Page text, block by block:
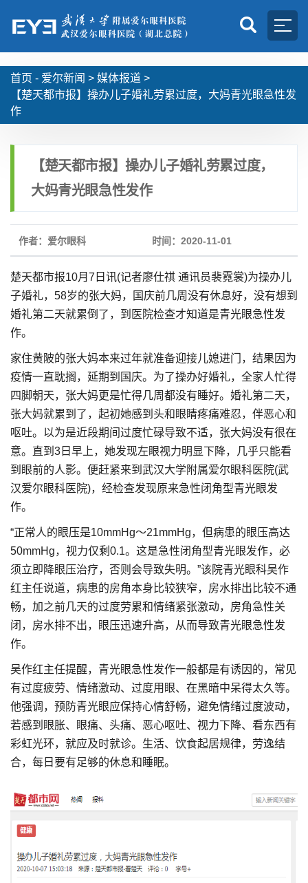
首页 - 爱尔新闻 > 媒体报道 >
【楚天都市报】操办儿子婚礼劳累过度，大妈青光眼急性发
作
【楚天都市报】操办儿子婚礼劳累过度，
大妈青光眼急性发作
作者：爱尔眼科 时间：2020-11-01
楚天都市报10月7日讯(记者廖仕祺 通讯员裴霓裳)为操办儿
子婚礼，58岁的张大妈，国庆前几周没有休息好，没有想到
婚礼第二天就累倒了，到医院检查才知道是青光眼急性发
作。
家住黄陂的张大妈本来过年就准备迎接儿媳进门，结果因为
疫情一直耽搁，延期到国庆。为了操办好婚礼，全家人忙得
四脚朝天，张大妈更是忙得几周都没有睡好。婚礼第二天，
张大妈就累到了，起初她感到头和眼睛疼痛难忍，伴恶心和
呕吐。以为是近段期间过度忙碌导致不适，张大妈没有很在
意。直到3日早上，她发现左眼视力明显下降，几乎只能看
到眼前的人影。便赶紧来到武汉大学附属爱尔眼科医院(武
汉爱尔眼科医院)，经检查发现原来急性闭角型青光眼发
作。
“正常人的眼压是10mmHg～21mmHg，但病患的眼压高达
50mmHg，视力仅剩0.1。这是急性闭角型青光眼发作，必
须立即降眼压治疗，否则会导致失明。”该院青光眼科吴作
红主任说道，病患的房角本身比较狭窄，房水排出比较不通
畅，加之前几天的过度劳累和情绪紧张激动，房角急性关
闭，房水排不出，眼压迅速升高，从而导致青光眼急性发
作。
吴作红主任提醒，青光眼急性发作一般都是有诱因的，常见
有过度疲劳、情绪激动、过度用眼、在黑暗中呆得太久等。
他强调，预防青光眼应保持心情舒畅，避免情绪过度波动，
若感到眼胀、眼痛、头痛、恶心呕吐、视力下降、看东西有
彩虹光环，就应及时就诊。生活、饮食起居规律，劳逸结
合，每日要有足够的休息和睡眠。